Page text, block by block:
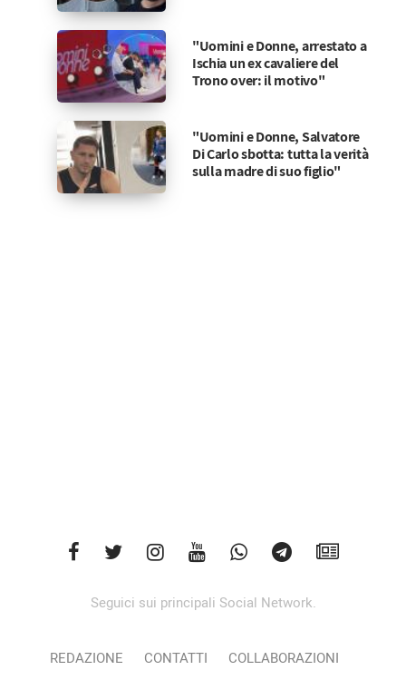
"Uomini e Donne, arrestato a
Ischia un ex cavaliere del
Trono over: il motivo"
"Uomini e Donne, Salvatore
Di Carlo sbotta: tutta la verità
sulla madre di suo figlio"
Seguici sui principali Social Network.
REDAZIONE CONTATTI COLLABORAZIONI